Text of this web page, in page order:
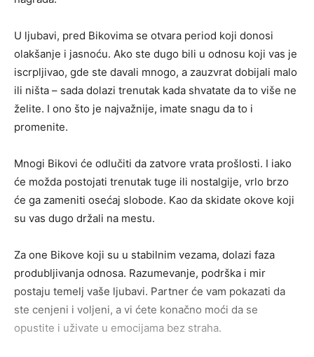
U ljubavi, pred Bikovima se otvara period koji donosi
olakšanje i jasnoću. Ako ste dugo bili u odnosu koji vas je
iscrpljivao, gde ste davali mnogo, a zauzvrat dobijali malo
ili ništa – sada dolazi trenutak kada shvatate da to više ne
želite. I ono što je najvažnije, imate snagu da to i
promenite.
Mnogi Bikovi će odlučiti da zatvore vrata prošlosti. I iako
će možda postojati trenutak tuge ili nostalgije, vrlo brzo
će ga zameniti osećaj slobode. Kao da skidate okove koji
su vas dugo držali na mestu.
Za one Bikove koji su u stabilnim vezama, dolazi faza
produbljivanja odnosa. Razumevanje, podrška i mir
postaju temelj vaše ljubavi. Partner će vam pokazati da
ste cenjeni i voljeni, a vi ćete konačno moći da se
opustite i uživate u emocijama bez straha.